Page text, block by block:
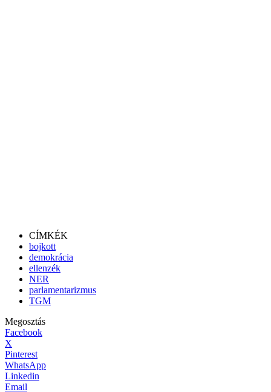
CÍMKÉK
bojkott
demokrácia
ellenzék
NER
parlamentarizmus
TGM
Megosztás
Facebook
X
Pinterest
WhatsApp
Linkedin
Email